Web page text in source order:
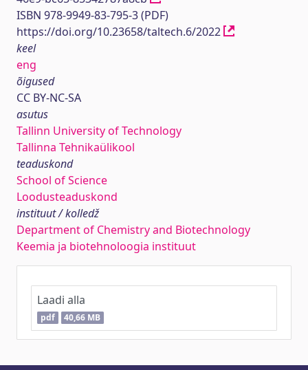
ISBN 978-9949-83-795-3 (PDF)
https://doi.org/10.23658/taltech.6/2022
keel
eng
õigused
CC BY-NC-SA
asutus
Tallinn University of Technology
Tallinna Tehnikaülikool
teaduskond
School of Science
Loodusteaduskond
instituut / kolledž
Department of Chemistry and Biotechnology
Keemia ja biotehnoloogia instituut
Laadi alla
pdf 40,66 MB